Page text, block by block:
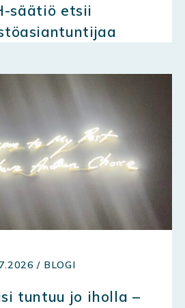
säätiö etsii
/ BLOGI
tuntuu jo iholla –